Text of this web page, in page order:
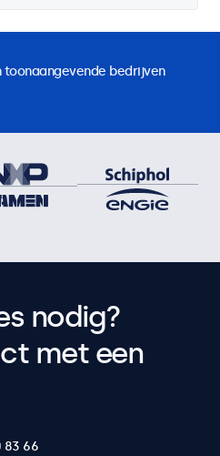
toonaangevende bedrijven
nodig?
met een
83 66